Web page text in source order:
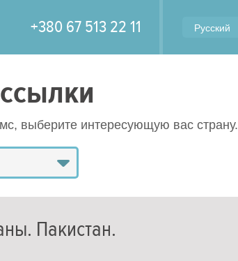
Русский
+380 67 513 22 11
выберите интересующую вас страну.
Пакистан.